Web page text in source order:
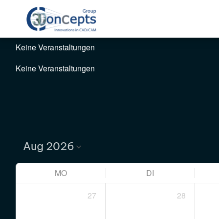
Keine Veranstaltungen
Keine Veranstaltungen
MO DI
27
28